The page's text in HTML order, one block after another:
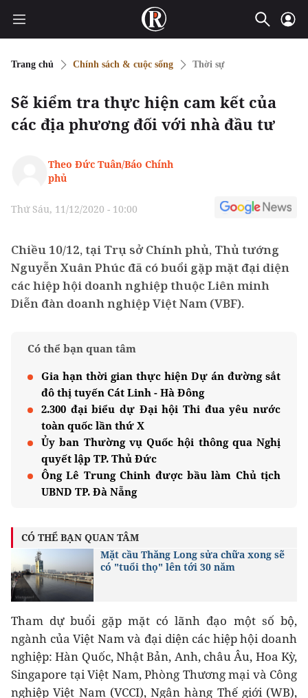
Trang chủ Chính sách & cuộc sống Thời sự
Sẽ kiểm tra thực hiện cam kết của
các địa phương đối với nhà đầu tư
Theo Đức Tuân/Báo Chính
phủ
Thứ Sáu, 11/12/2020 - 10:00
Chiều 10/12, tại Trụ sở Chính phủ, Thủ tướng
Nguyễn Xuân Phúc đã có buổi gặp mặt đại diện
các hiệp hội doanh nghiệp thuộc Liên minh
Diễn đàn doanh nghiệp Việt Nam (VBF).
Có thể bạn quan tâm
Gia hạn thời gian thực hiện Dự án đường sắt
đô thị tuyến Cát Linh - Hà Đông
2.300 đại biểu dự Đại hội Thi đua yêu nước
toàn quốc lần thứ X
Ủy ban Thường vụ Quốc hội thông qua Nghị
quyết lập TP. Thủ Đức
Ông Lê Trung Chinh được bầu làm Chủ tịch
UBND TP. Đà Nẵng
CÓ THỂ BẠN QUAN TÂM
Mặt cầu Thăng Long sửa chữa xong sẽ
có "tuổi thọ" lên tới 30 năm
Tham dự buổi gặp mặt có lãnh đạo một số bộ,
ngành của Việt Nam và đại diện các hiệp hội doanh
nghiệp: Hàn Quốc, Nhật Bản, Anh, châu Âu, Hoa Kỳ,
Singapore tại Việt Nam, Phòng Thương mại và Công
nghiệp Việt Nam (VCCI), Ngân hàng Thế giới (WB),